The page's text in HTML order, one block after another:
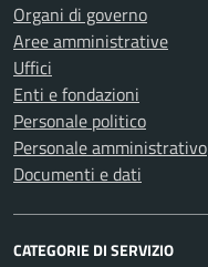
Organi di governo
Aree amministrative
Uffici
Enti e fondazioni
Personale politico
Personale amministrativo
Documenti e dati
CATEGORIE DI SERVIZIO